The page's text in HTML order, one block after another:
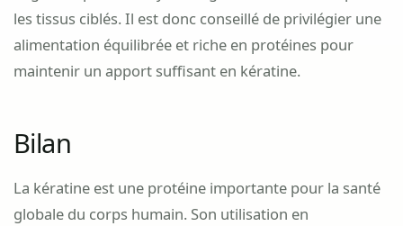
les tissus ciblés. Il est donc conseillé de privilégier une
alimentation équilibrée et riche en protéines pour
maintenir un apport suffisant en kératine.
Bilan
La kératine est une protéine importante pour la santé
globale du corps humain. Son utilisation en